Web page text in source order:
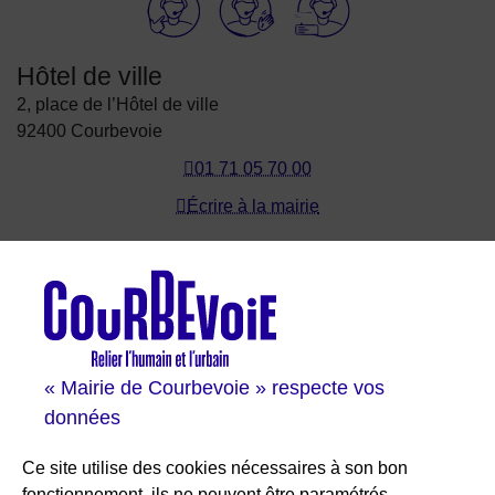
« Mairie de Courbevoie » respecte vos
données
Ce site utilise des cookies nécessaires à son bon
Hôtel de ville
2, place de l’Hôtel de ville
92400 Courbevoie
01 71 05 70 00
Écrire à la mairie
Les sites de Courbevoie
Courbevoie espace famille
Val Courbevoie
Sortir à Courbevoie
Solutions entreprises
Portail des bibliothèques
Je participe Courbevoie